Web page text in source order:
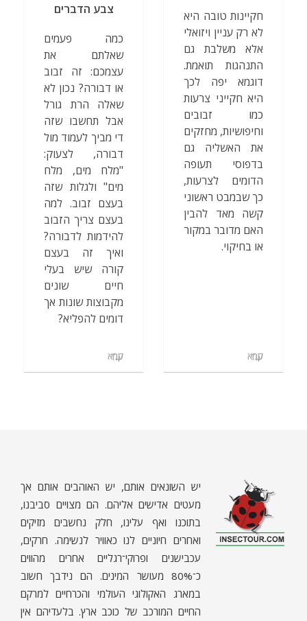
צבע הדברים
כמה פעמים
שאלתם את
עצמכם: זה זבוב
או דבורה? נכון לא
שאלה הרת גורל
אבל תחשבו שזה
די מביך לעמוד מול
דבורה, לצעוק:
"מלח מים, מלח
מים" ולגלות שזה
בעצם זבוב. למה
בעצם צריך הזבוב
להידמות לדבורה?
ואיך זה בעצם
קורה שיש בעלי
חיים שונים
מקבוצות שונות אך
דומים להפליא?
קרא עוד
חקיינות טובה היא
לא רק עניין ויזואלי
אלא משלבת גם
התנהגות תואמת.
דוגמא יפה לכך
היא חקייני צרעות
כמו זבובים
וחיפושיות, מחזקים
את האשליה גם
בדפוסי תעופה
הדומים לצרעות,
כך שבמבט ראשוני
קשה מאד להבין
האם מדובר במקור
או בחיקוי.
קרא עוד
יש השונאים אותם, יש האוהבים אותם אך
מעטים אדישים אליהם. הם מצויים סביבנו,
בתוכנו ואף עלינו, חלק נחשבים מזיקים
ואחרים חיוניים לנו כאוויר לנשימה. חרקים,
עכבישנים ופרוקי־רגליים אחרים מהווים
כ־80% מעושר המינים. הם נידבך חשוב
במארג האקולוגי העולמי והכרחיים למרקם
החיים המורכב של כוכב ארץ. בלעדיהם אין